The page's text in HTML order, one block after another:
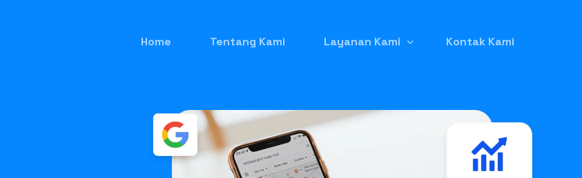
Home Tentang Kami Layanan Kami
Jasa Pembuatan Website
Jasa Seo (Search Engine Optimization)
Kontak Kami